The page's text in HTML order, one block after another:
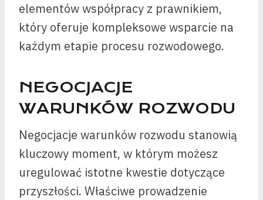
elementów współpracy z prawnikiem,
który oferuje kompleksowe wsparcie na
każdym etapie procesu rozwodowego.
NEGOCJACJE
WARUNKÓW ROZWODU
Negocjacje warunków rozwodu stanowią
kluczowy moment, w którym możesz
uregulować istotne kwestie dotyczące
przyszłości. Właściwe prowadzenie